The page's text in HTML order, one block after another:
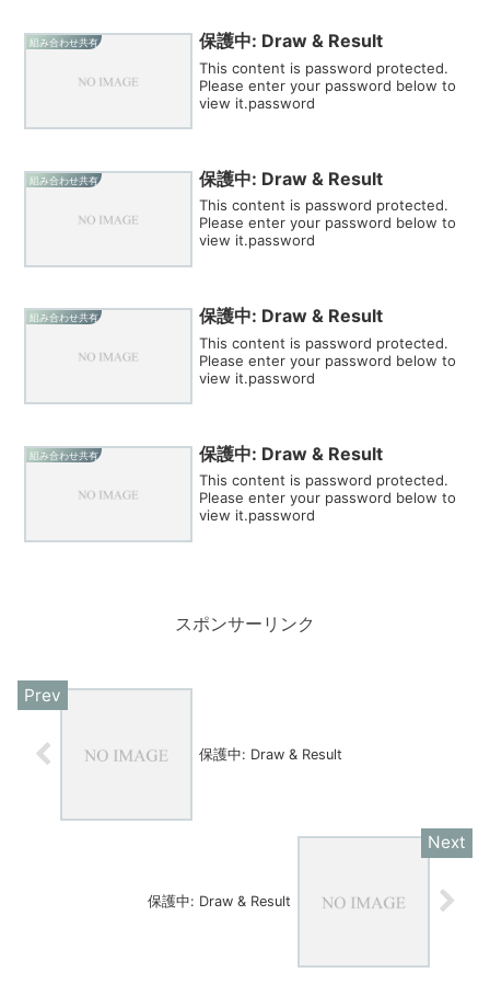
組み合わせ共有 保護中: Draw & Result
This content is password protected.
Please enter your password below to
view it.password
組み合わせ共有 保護中: Draw & Result
This content is password protected.
Please enter your password below to
view it.password
組み合わせ共有 保護中: Draw & Result
This content is password protected.
Please enter your password below to
view it.password
組み合わせ共有 保護中: Draw & Result
This content is password protected.
Please enter your password below to
view it.password
スポンサーリンク
保護中: Draw & Result
保護中: Draw & Result